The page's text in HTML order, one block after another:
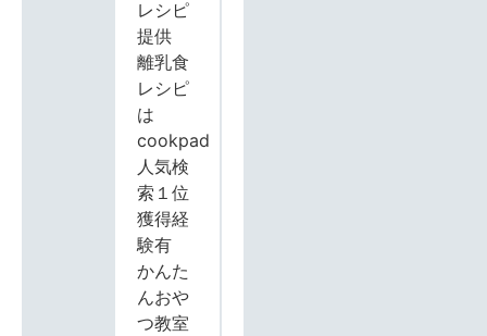
レシピ
提供
離乳食
レシピ
は
cookpad
人気検
索１位
獲得経
験有
かんた
んおや
つ教室